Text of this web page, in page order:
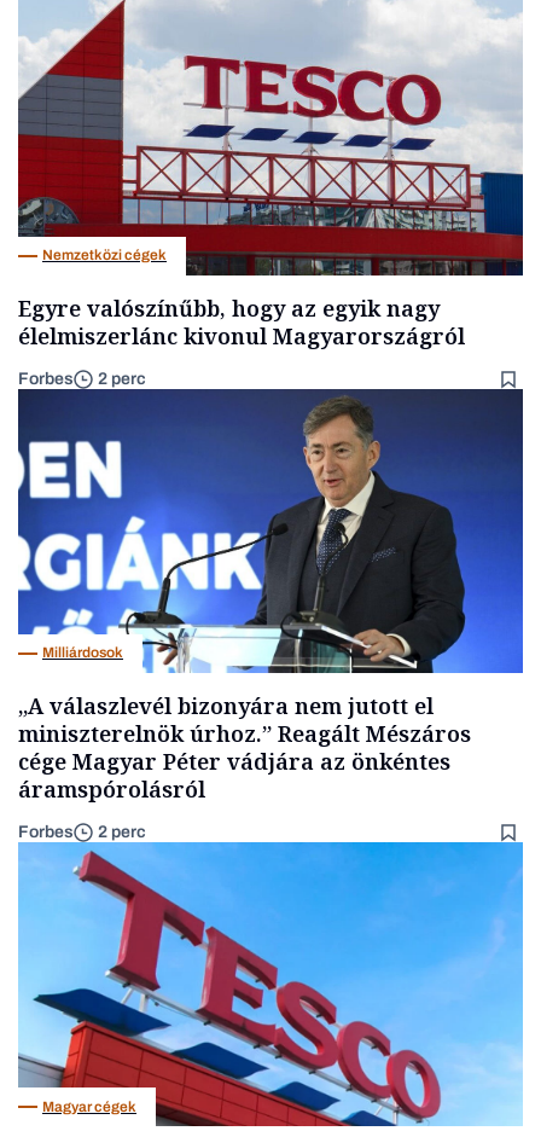
Nemzetközi cégek
Egyre valószínűbb, hogy az egyik nagy
élelmiszerlánc kivonul Magyarországról
Forbes 2 perc
Milliárdosok
„A válaszlevél bizonyára nem jutott el
miniszterelnök úrhoz.” Reagált Mészáros
cége Magyar Péter vádjára az önkéntes
áramspórolásról
Forbes 2 perc
Magyar cégek